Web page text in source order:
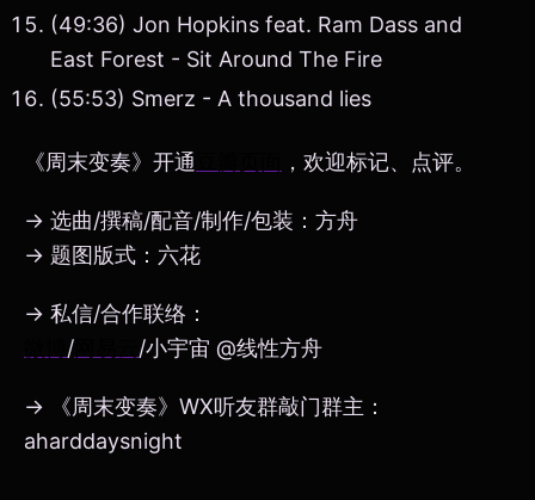
(49:36) Jon Hopkins feat. Ram Dass and
East Forest - Sit Around The Fire
(55:53) Smerz - A thousand lies
《周末变奏》开通 ，欢迎标记、点评。
→ 选曲/撰稿/配音/制作/包装：方舟
→ 题图版式：六花
→ 私信/合作联络：
/ /小宇宙 @线性方舟
→ 《周末变奏》WX听友群敲门群主：
aharddaysnight